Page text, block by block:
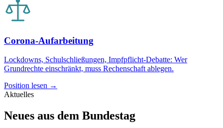
Corona-Aufarbeitung
Lockdowns, Schulschließungen, Impfpflicht-Debatte: Wer
Grundrechte einschränkt, muss Rechenschaft ablegen.
Position lesen →
Aktuelles
Neues aus dem Bundestag